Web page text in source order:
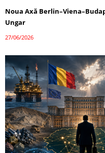
Noua Axă
Ungar
27/06/2026